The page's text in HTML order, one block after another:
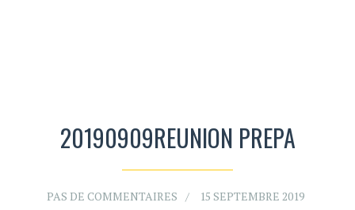
20190909REUNION PREPA
PAS DE COMMENTAIRES 15 SEPTEMBRE 2019